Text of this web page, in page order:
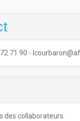
72 71 90 -
des collaborateurs.